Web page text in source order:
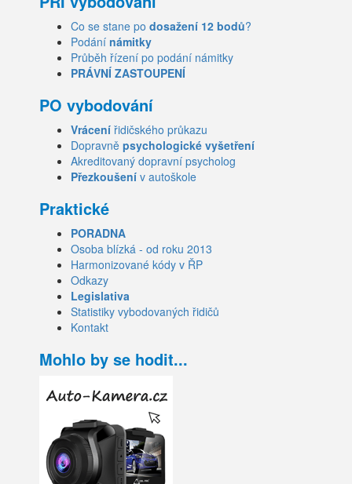
Co se stane po dosažení 12 bodů?
Podání námitky
Průběh řízení po podání námitky
PRÁVNÍ ZASTOUPENÍ
PO vybodování
Vrácení řidičského průkazu
Dopravně psychologické vyšetření
Akreditovaný dopravní psycholog
Přezkoušení v autoškole
Praktické
PORADNA
Osoba blízká - od roku 2013
Harmonizované kódy v ŘP
Odkazy
Legislativa
Statistiky vybodovaných řidičů
Kontakt
Mohlo by se hodit...